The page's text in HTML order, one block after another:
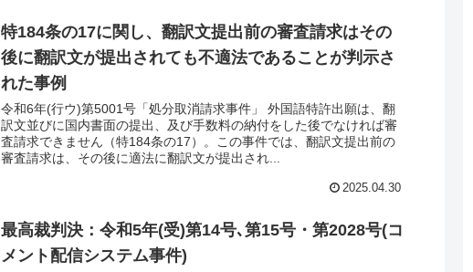
特184条の17に関し、翻訳文提出前の審査請求はその
後に翻訳文が提出されても不適法であることが判示さ
れた事例
令和6年(行ウ)第5001号「処分取消請求事件」 外国語特許出願は、翻
訳文並びに国内書面の提出、及び手数料の納付をした後でなければ審
査請求できません（特184条の17）。この事件では、翻訳文提出前の
審査請求は、その後に適法に翻訳文が提出され...
2025.04.30
最高裁判決：令和5年(受)第14号､第15号・第2028号(コ
メント配信システム事件)